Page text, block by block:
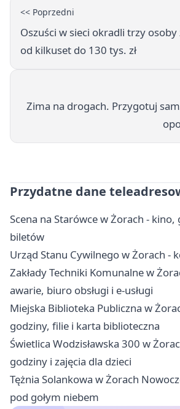
<< Poprzedni
Oszuści w sieci okradli trzy
od kilkuset do 130 tys. zł
Zima na drogach. Przygotuj
Przydatne dane
Scena na Starówce w Żorach - kino,
biletów
Urząd Stanu Cywilnego w Żorach -
Zakłady Techniki Komunalne w
awarie, biuro obsługi i e-usługi
Miejska Biblioteka Publiczna w
godziny, filie i karta biblioteczna
Świetlica Wodzisławska 300 w
godziny i zajęcia dla dzieci
Tężnia Solankowa w Żorach
pod gołym niebem